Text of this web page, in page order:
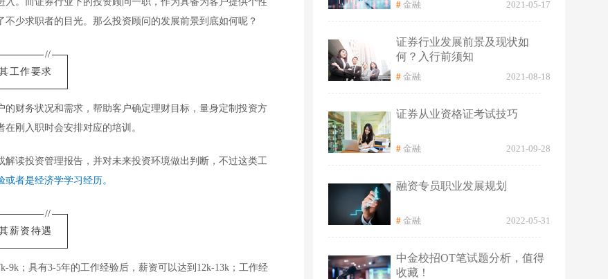
少求职者的目光。那么投资顾问的发展前景到底如何呢？
//
工作要求
财务状况和需求，帮助客户确定理财目标，量身定制投资方
刚入职时会安排对应的培训。
读投资管理报告，并对未来投资环境做出判断，不过这类工
者是经济学学习经历。
//
薪资待遇
9k；具有3-5年的工作经验后，薪资可以达到12k-13k；工作经
# 金融 2021-05-17
证券行业发展前景及现状如
何？入行前须知
# 金融 2021-08-18
证券从业资格证考试技巧
# 金融 2021-09-28
融资专员职业发展规划
# 金融 2022-05-31
中金校招OT笔试题分析，值得
收藏！